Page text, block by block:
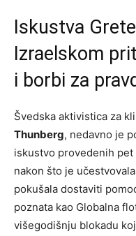
Iskustva
Izraelskom
i borbi za
Švedska aktivistica za
Thunberg, nedavno je
iskustvo provedenih
nakon što je
pokušala dostaviti
poznata kao Globalna
višegodišnju blokadu